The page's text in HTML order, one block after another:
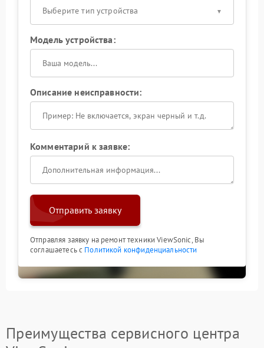
Выберите тип устройства
Модель устройства:
Описание неисправности:
Комментарий к заявке:
Отправить заявку
Отправляя заявку на ремонт техники ViewSonic, Вы
соглашаетесь с Политикой конфиденциальности
Преимущества сервисного центра